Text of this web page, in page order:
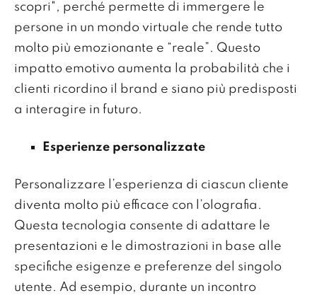
scopri", perché permette di immergere le
persone in un mondo virtuale che rende tutto
molto più emozionante e “reale”. Questo
impatto emotivo aumenta la probabilità che i
clienti ricordino il brand e siano più predisposti
a interagire in futuro.
Esperienze personalizzate
Personalizzare l’esperienza di ciascun cliente
diventa molto più efficace con l’olografia.
Questa tecnologia consente di adattare le
presentazioni e le dimostrazioni in base alle
specifiche esigenze e preferenze del singolo
utente. Ad esempio, durante un incontro